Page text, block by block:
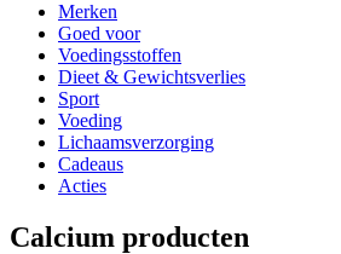
Merken
Goed voor
Voedingsstoffen
Dieet & Gewichtsverlies
Sport
Voeding
Lichaamsverzorging
Cadeaus
Acties
Calcium producten